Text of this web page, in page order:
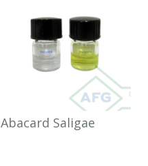
Abacard Saligae